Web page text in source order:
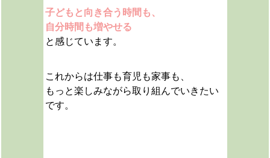
子どもと向き合う時間も、
自分時間も増やせる
と感じています。
これからは仕事も育児も家事も、
もっと楽しみながら取り組んでいきたい
です。